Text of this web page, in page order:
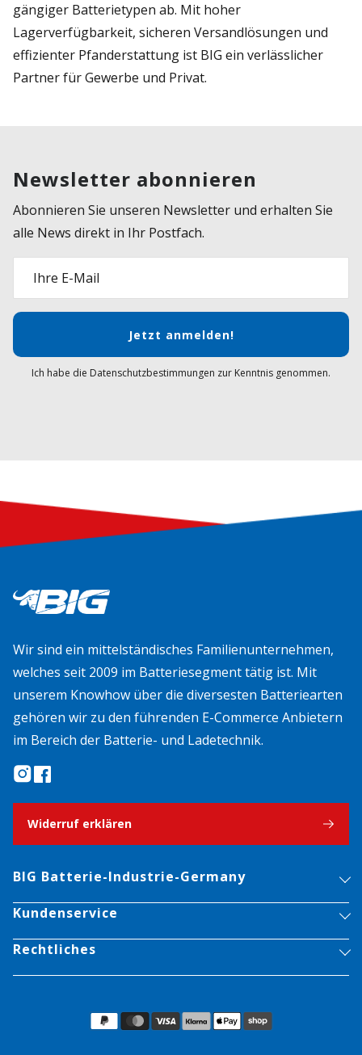
gängiger Batterietypen ab. Mit hoher
Lagerverfügbarkeit, sicheren Versandlösungen und
effizienter Pfanderstattung ist BIG ein verlässlicher
Partner für Gewerbe und Privat.
Newsletter abonnieren
Abonnieren Sie unseren Newsletter und erhalten Sie
alle News direkt in Ihr Postfach.
Ihre E-Mail
Jetzt anmelden!
Ich habe die Datenschutzbestimmungen zur Kenntnis genommen.
Wir sind ein mittelständisches Familienunternehmen,
welches seit 2009 im Batteriesegment tätig ist. Mit
unserem Knowhow über die diversesten Batteriearten
gehören wir zu den führenden E-Commerce Anbietern
im Bereich der Batterie- und Ladetechnik.
Widerruf erklären
BIG Batterie-Industrie-Germany
Kundenservice
Rechtliches